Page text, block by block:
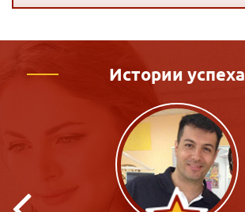
Истории успеха